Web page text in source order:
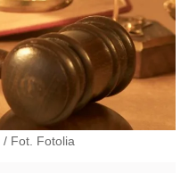
/ Fot. Fotolia